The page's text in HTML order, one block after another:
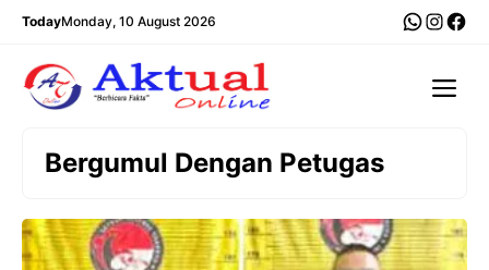
Langsung
TodayMonday, 10 August 2026
Bergumul Dengan Petugas